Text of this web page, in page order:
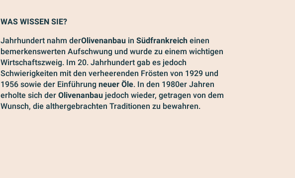
WAS WISSEN SIE?
Jahrhundert nahm derOlivenanbau in Südfrankreich einen
bemerkenswerten Aufschwung und wurde zu einem wichtigen
Wirtschaftszweig. Im 20. Jahrhundert gab es jedoch
Schwierigkeiten mit den verheerenden Frösten von 1929 und
1956 sowie der Einführung neuer Öle. In den 1980er Jahren
erholte sich der Olivenanbau jedoch wieder, getragen von dem
Wunsch, die althergebrachten Traditionen zu bewahren.